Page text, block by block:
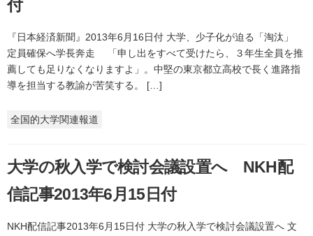
付
『日本経済新聞』2013年6月16日付 大学、少子化が迫る「淘汰」
定員確保へ学長奔走 「申し出をすべて受けたら、３年生全員を推
薦しても足りなくなりますよ」。中堅の東京都立高校で長く進路指
導を担当する教諭が苦笑する。 […]
全国的大学関連報道
大学の秋入学で検討会議設置へ NKH配
信記事2013年6月15日付
NKH配信記事2013年6月15日付 大学の秋入学で検討会議設置へ 文